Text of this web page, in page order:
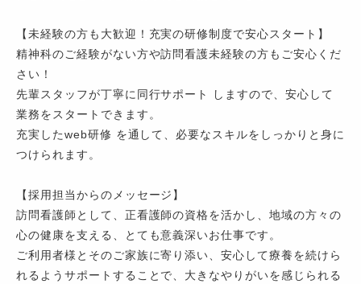
【未経験の方も大歓迎！充実の研修制度で安心スタート】
精神科のご経験がない方や訪問看護未経験の方もご安心くだ
さい！
先輩スタッフが丁寧に同行サポート しますので、安心して
業務をスタートできます。
充実したweb研修 を通して、必要なスキルをしっかりと身に
つけられます。
【採用担当からのメッセージ】
訪問看護師として、正看護師の資格を活かし、地域の方々の
心の健康を支える、とても意義深いお仕事です。
ご利用者様とそのご家族に寄り添い、安心して療養を続けら
れるようサポートすることで、大きなやりがいを感じられる